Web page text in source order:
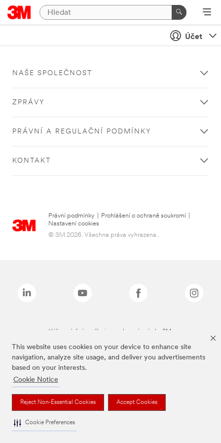
This website uses cookies on your device to enhance site
navigation, analyze site usage, and deliver you advertisements
based on your interests.
Cookie Notice
Reject Non-Essential Cookies Accept Cookies
Cookie Preferences
Účet
NAŠE SPOLEČNOST
ZPRÁVY
PRÁVNÍ A REGULAČNÍ PODMÍNKY
KONTAKT
Právní podmínky Prohlášení o ochraně soukromí
Nastavení cookies
© 3M 2026. Všechna práva vyhrazena..
Výše zmíněné značky jsou ochranné známky 3M.